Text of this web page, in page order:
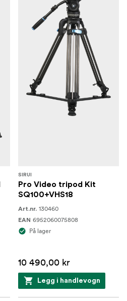
SIRUI
Pro Video tripod Kit
SQ100+VHS18
Art.nr. 130460
EAN 6952060075808
På lager
10 490,00 kr
Legg i handlevogn